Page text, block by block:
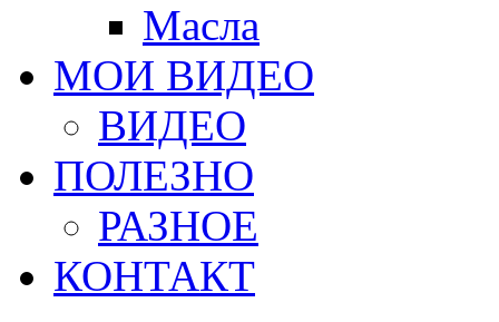
Масла
МОИ ВИДЕО
ВИДЕО
ПОЛЕЗНО
РАЗНОЕ
КОНТАКТ